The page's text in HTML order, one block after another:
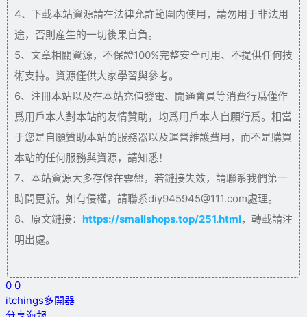
4、下載本站資源請在法律允許範圍内使用，請勿用于非法用
途，否則産生的一切後果自負。
5、文章相關資源，不保證100%完整安全可用、不提供任何技
術支持。資源僅供大家學習與參考。
6、注冊本站以及在本站充值發電、開通會員等消費行爲僅作
爲用戶本人對本站的友情贊助，均爲用戶本人自願行爲。相當
于您是自願贊助本站的服務器以及運營維護費用，而不是購買
本站的任何服務與資源，請知悉！
7、本站資源大多存儲在雲盤，若鏈接失效，請聯系我們第一
時間更新。如有侵權，請聯系diy945945@111.com處理。
8、原文鏈接： https://smallshops.top/251.html，轉載請注
明出處。
0 0
itchings多開器